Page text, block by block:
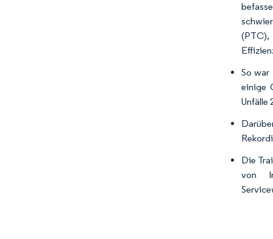
(PTC),
So war
einige
Unfälle
Die
von